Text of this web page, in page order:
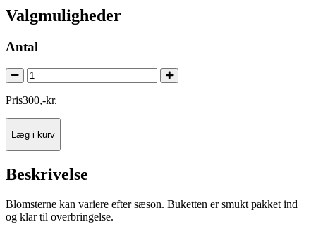
Valgmuligheder
Antal
Pris300,-kr.
Læg i kurv
Beskrivelse
Blomsterne kan variere efter sæson. Buketten er smukt pakket ind
og klar til overbringelse.